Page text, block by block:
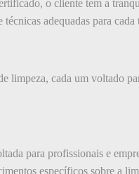
o cliente tem a
adequadas para
limpeza, cada um voltado
para profissionais e
específicos sobre a